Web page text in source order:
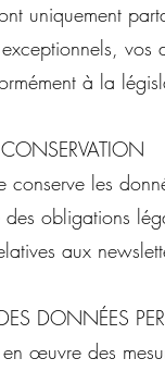
uniquement
vos
à la
conserve les
obligations
aux
DONNÉES
œuvre des